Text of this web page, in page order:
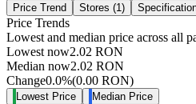
Price Trend Stores (1)
Price Trends
Lowest and median price across all
Lowest now2.02 RON
Median now2.02 RON
Change0.0%(0.00 RON)
Lowest Price Median Price